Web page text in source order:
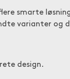
smarte
varianter og
design.